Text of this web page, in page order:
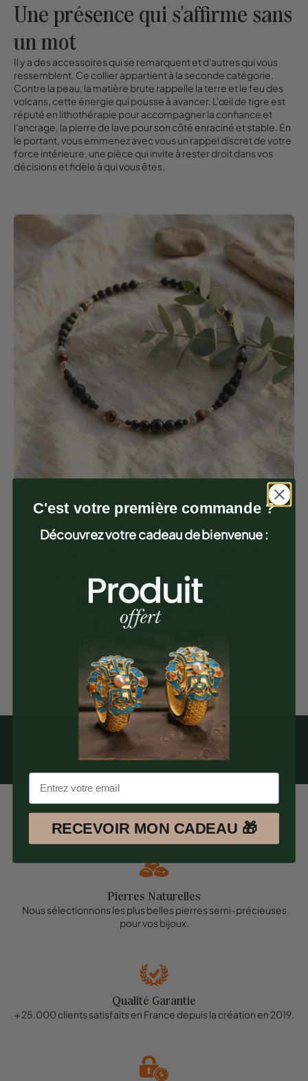
Une présence qui s'affirme sans
un mot
Il y a des accessoires qui se remarquent et d'autres qui vous
ressemblent. Ce collier appartient à la seconde catégorie.
Contre la peau, la matière brute rappelle la terre et le feu des
volcans, cette énergie qui pousse à avancer. L'œil de tigre est
réputé en lithothérapie pour accompagner la confiance et
l'ancrage, la pierre de lave pour son côté enraciné et stable. En
le portant, vous emmenez avec vous un rappel discret de votre
force intérieure, une pièce qui invite à rester droit dans vos
décisions et fidèle à qui vous êtes.
sur acier
Ce collier réunit des perles d'œil de tigre aux reflets chatoyants
et des perles de pierre de lave à la surface mate et poreuse, un
contraste de matières qui donne tout son caractère à la pièce.
inoxydable, un matériau qui résiste bien au temps et à
l'humidité. Chaque pierre naturelle garde ses propres
nuances, ce qui rend votre collier unique. Pour l'entretenir,
essuyez-le avec un chiffon doux et sec, et évitez le contact
prolongé avec l'eau et les parfums.
Pierres Naturelles
Nous sélectionnons les plus belles pierres semi-précieuses
pour vos bijoux.
Qualité Garantie
+ 25.000 clients satisfaits en France depuis la création en 2019.
C'est votre première commande ?
Découvrez votre cadeau de bienvenue :
RECEVOIR MON CADEAU 🎁